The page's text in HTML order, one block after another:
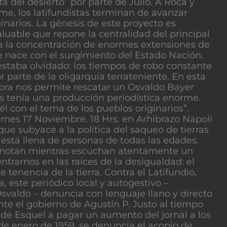
los latifundistas terminan de avanzar
La génesis de este proyecto es
que repone la centralidad del principal
concentración de enormes extensiones de
con el surgimiento del Estado Nación.
olvidado: los tiempos de robo constante
parte de la oligarquía terrateniente. En esta
nos permite rescatar un Osvaldo Bayer
tenía una producción periodística enorme.
con el tema de los pueblos originarios”.
17 Noviembre. 18 Hrs. en Arhibrazo Napoli
subyace a la política del saqueo de tierras
llena de personas de todas las edades.
mientras escuchan atentamente un
en las raíces de la desigualdad: el
tenencia de la tierra. Contra el Latifundio,
este periódico local y autogestivo –
– denuncia con lenguaje llano y directo
el gobierno de Agustín P. Justo al tiempo
Esquel a pagar un aumento del jornal a los